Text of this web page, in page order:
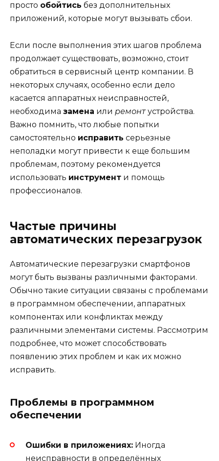
просто обойтись без дополнительных
приложений, которые могут вызывать сбои.
Если после выполнения этих шагов проблема
продолжает существовать, возможно, стоит
обратиться в сервисный центр компании. В
некоторых случаях, особенно если дело
касается аппаратных неисправностей,
необходима замена или ремонтустройства.
Важно помнить, что любые попытки
самостоятельно исправить серьезные
неполадки могут привести к еще большим
проблемам, поэтому рекомендуется
использовать инструмент и помощь
профессионалов.
Частые причины
автоматических перезагрузок
Автоматические перезагрузки смартфонов
могут быть вызваны различными факторами.
Обычно такие ситуации связаны с проблемами
в программном обеспечении, аппаратных
компонентах или конфликтах между
различными элементами системы. Рассмотрим
подробнее, что может способствовать
появлению этих проблем и как их можно
исправить.
Проблемы в программном
обеспечении
Ошибки в приложениях: Иногда
неисправности в определённых